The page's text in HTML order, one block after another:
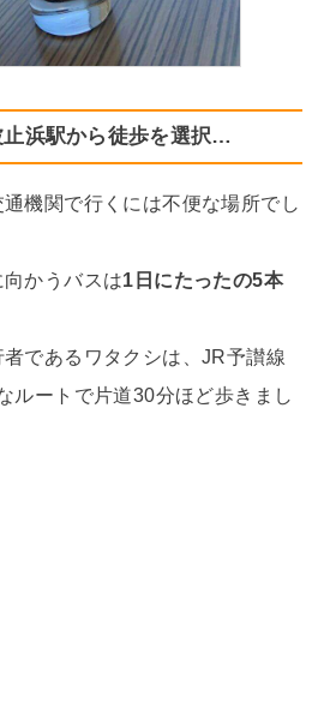
浜駅から徒歩を選択…
機関で行くには不便な場所でし
かうバスは1日にたったの5本
であるワタクシは、JR予讃線
ルートで片道30分ほど歩きまし